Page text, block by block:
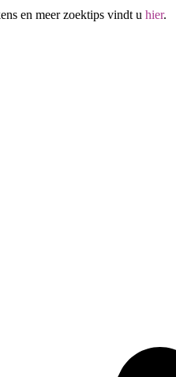
en meer zoektips vindt u hier.